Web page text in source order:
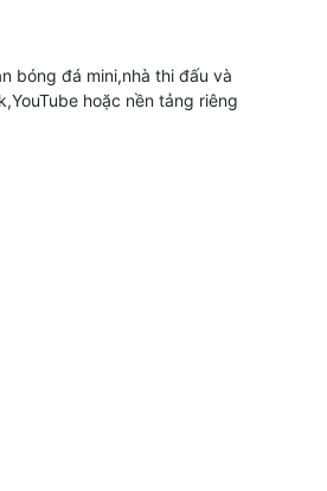
bóng đá mini,nhà thi đấu và
hoặc nền tảng riêng